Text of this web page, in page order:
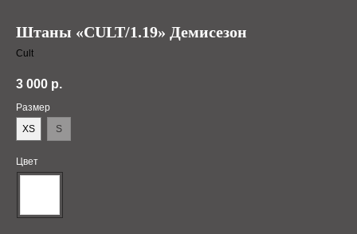
Штаны «CULT/1.19» Демисезон
Cult
3 000 р.
Размер
XS
S
Цвет